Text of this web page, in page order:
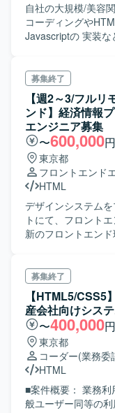
自社の大規模/美容
コーディングや
Javascriptの 実装
募集終了
【週2～3/フル
ンド】経済情報
エンジニア募集
〜600,000
東京都
フロントエンド
HTML
デザインシステム
トにて、フロント
新のフロントエン
し、デザインシス
て、デザインシス
ティングに参加。
業。
募集終了
【HTML5/
産会社向けシス
〜400,000
東京都
コーダー(業務委
HTML
■案件概要： 業務
般ユーザー同等の